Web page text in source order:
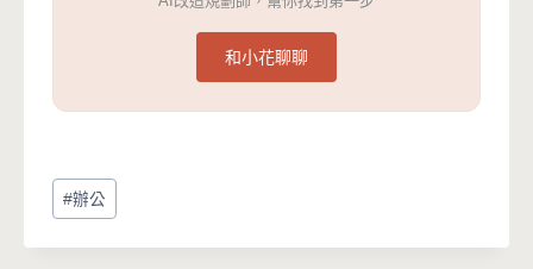
和小花聊聊
Post
Tags:
#辦公